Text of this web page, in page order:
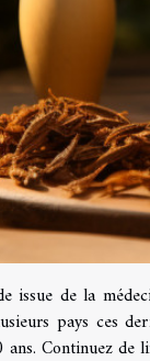
issue de la
pays ces
Continuez